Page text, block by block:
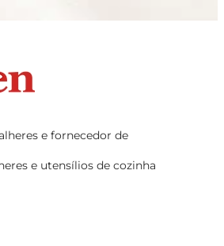
e fornecedor de
e utensílios de cozinha